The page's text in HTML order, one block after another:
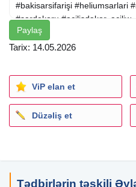
#bakisarsifarişi #heliumsarlari
#sardekoru #acilisdəkor.
şarı. Geliyum shariki. Achilis
dekor. Acilis decor. Acili\w dekor.
#sardekoru. achilish uchun shar
mağaza açılışı üçün şar.
açılış dekorasiyası şarlar. şar
Dekor. hava şarları sifarişi.
mağaza açılışı şarlar.
Paylaş
Tarix: 14.05.2026
ViP elan et
Düzəliş et
Tədbirlərin təşkili